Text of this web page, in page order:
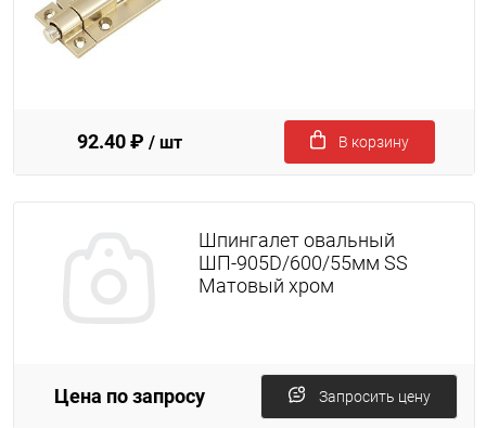
92.40 ₽ / шт В корзину
Шпингалет овальный
ШП-905D/600/55мм SS
Матовый хром
Цена по запросу Запросить цену